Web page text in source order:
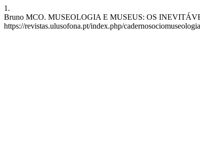
1.
Bruno MCO. MUSEOLOGIA E MUSEUS: OS
https://revistas.ulusofona.pt/index.php/